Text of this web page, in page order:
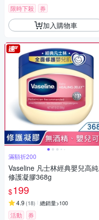
限時下殺 券
加入購物車
滿額折200
Vaseline 凡士林經典嬰兒高純
修護凝膠368g
$199
4.9 (18) 總銷量>100
活動 券